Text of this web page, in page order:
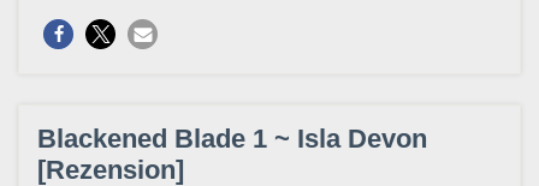
Blackened Blade 1 ~ Isla Devon
[Rezension]